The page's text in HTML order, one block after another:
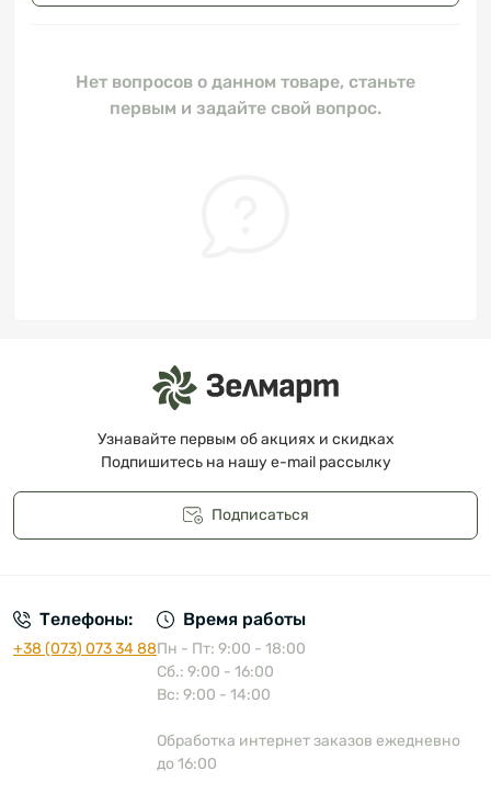
Нет вопросов о данном товаре, станьте
первым и задайте свой вопрос.
Узнавайте первым об акциях и скидках
Подпишитесь на нашу e-mail рассылку
Подписаться
Телефоны:
+38 (073) 073 34 88
Время работы
Пн - Пт: 9:00 - 18:00
Сб.: 9:00 - 16:00
Вс: 9:00 - 14:00
Обработка интернет заказов ежедневно
до 16:00